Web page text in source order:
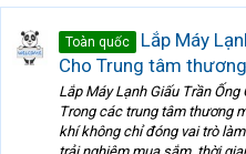
Toàn quốc
Lắp Máy
Cho Trung tâm
Lắp Máy Lạnh Giấu Trần
Trong các trung tâm thương
khí không chỉ đóng vai trò